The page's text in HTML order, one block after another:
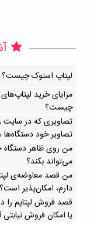
لپتاپ استوک چیست؟
مزایای خرید
چیست؟
تصاویری که در سایت
تصاویر خود دستگاه‌ها
من روی ظاهر
می‌تواند بکند؟
من قصد معاوضه‌ی
دارم، امکان‌پذیر است؟
قصد فروش لپتاپم را
یا امکان فروش